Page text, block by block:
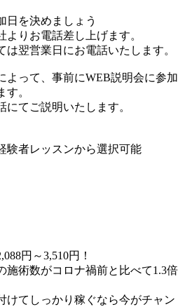
日を決めましょう
よりお電話差し上げます。
翌営業日にお電話いたします。
よって、事前にWEB説明会に参加
。
てご説明いたします。
験者レッスンから選択可能
円～3,510円！
施術数がコロナ禍前と比べて1.3倍
けてしっかり稼ぐなら今がチャン